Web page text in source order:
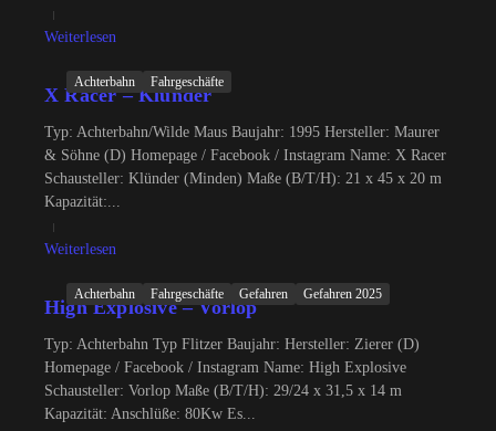
Weiterlesen
Achterbahn Fahrgeschäfte
X Racer – Klünder
Typ: Achterbahn/Wilde Maus Baujahr: 1995 Hersteller: Maurer
& Söhne (D) Homepage / Facebook / Instagram Name: X Racer
Schausteller: Klünder (Minden) Maße (B/T/H): 21 x 45 x 20 m
Kapazität:...
Weiterlesen
Achterbahn Fahrgeschäfte Gefahren Gefahren 2025
High Explosive – Vorlop
Typ: Achterbahn Typ Flitzer Baujahr: Hersteller: Zierer (D)
Homepage / Facebook / Instagram Name: High Explosive
Schausteller: Vorlop Maße (B/T/H): 29/24 x 31,5 x 14 m
Kapazität: Anschlüße: 80Kw Es...